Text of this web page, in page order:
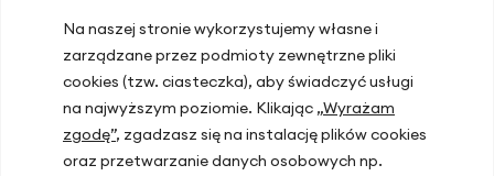
Na naszej stronie wykorzystujemy własne i
zarządzane przez podmioty zewnętrzne pliki
cookies (tzw. ciasteczka), aby świadczyć usługi
na najwyższym poziomie. Klikając „Wyrażam
zgodę”, zgadzasz się na instalację plików cookies
oraz przetwarzanie danych osobowych np.
Dołącz do nas
Kontakt
Lokalizacje gabinetów